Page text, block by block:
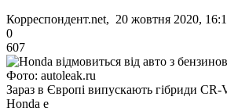
Корреспондент.net, 20 жовтня 2020,
0
607
Фото: autoleak.ru
Зараз в Європі випускають гібриди CR-
Honda e